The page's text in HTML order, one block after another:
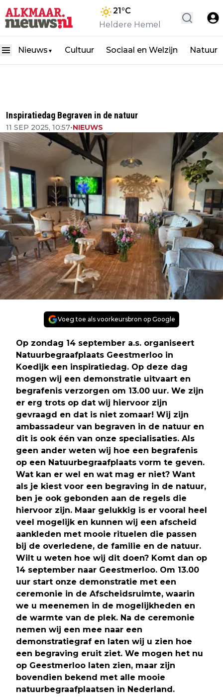
21°C
Heldere Hemel
Nieuws ▼ Cultuur Sociaal en Welzijn Natuur
Inspiratiedag Begraven in de natuur
11 SEP 2025, 10:57•NIEUWS
Voeg toe als voorkeursbron op Google
Op zondag 14 september a.s. organiseert
Natuurbegraafplaats Geestmerloo in
Koedijk een inspiratiedag. Op deze dag
mogen wij een demonstratie uitvaart en
begrafenis verzorgen om 13.00 uur. We zijn
er erg trots op dat wij hiervoor zijn
gevraagd en dat is niet zomaar! Wij zijn
ambassadeur van begraven in de natuur en
dit is ook één van onze specialisaties. Als
geen ander weten wij hoe een begrafenis
op een Natuurbegraafplaats vorm te geven.
Wat kan er wel en wat mag er niet? Want
als je kiest voor een begraving in de natuur,
ben je ook gebonden aan de regels die
hiervoor zijn. Maar gelukkig is er vooral heel
veel mogelijk en kunnen wij een afscheid
aankleden met mooie rituelen die passen
bij de overledene, de familie en de natuur.
Wilt u weten hoe wij dit doen? Komt dan op
14 september naar Geestmerloo. Om 13.00
uur start onze demonstratie met een
ceremonie in de Afscheidsruimte, waarin
we u meenemen in de mogelijkheden en
de warmte van de plek. Na de ceremonie
nemen wij een mee naar een
demonstratiegraf en laten wij u zien hoe
een begraving eruit ziet. We mogen het nu
op Geestmerloo laten zien, maar zijn
bovendien bekend met alle mooie
natuurbegraafplaatsen in Nederland.